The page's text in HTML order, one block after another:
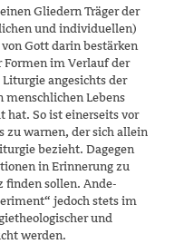
Gliedern Träger der
und individuellen)
Gott darin bestärken
im Ver­lauf der
angesichts der
menschlichen Lebens
hat. So ist einerseits vor
zu warnen, der sich allein
bezieht. Dagegen
in Erinnerung zu
finden sollen. Ande­
jedoch stets im
und
werden.